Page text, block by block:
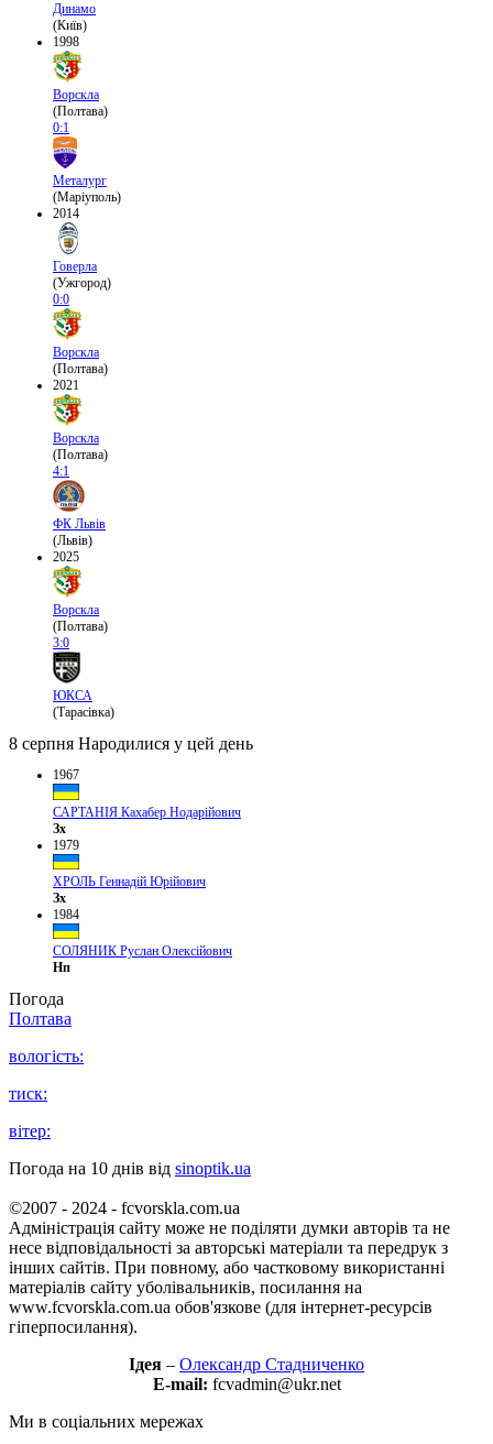
Динамо
(Київ)
1998
Ворскла
(Полтава)
0:1
Металург
(Маріуполь)
2014
Говерла
(Ужгород)
0:0
Ворскла
(Полтава)
2021
Ворскла
(Полтава)
4:1
ФК Львів
(Львів)
2025
Ворскла
(Полтава)
3:0
ЮКСА
(Тарасівка)
8 серпня Народилися у цей день
1967
САРТАНІЯ Кахабер Нодарійович
Зх
1979
ХРОЛЬ Геннадій Юрійович
Зх
1984
СОЛЯНИК Руслан Олексійович
Нп
Погода
Полтава
вологість:
тиск:
вітер:
Погода на 10 днів від sinoptik.ua
©2007 - 2024 - fcvorskla.com.ua
Адміністрація сайту може не поділяти думки авторів та не
несе відповідальності за авторські матеріали та передрук з
інших сайтів. При повному, або частковому використанні
матеріалів сайту уболівальників, посилання на
www.fcvorskla.com.ua обов'язкове (для інтернет-ресурсів
гіперпосилання).
Ідея – Олександр Стадниченко
E-mail: fcvadmin@ukr.net
Ми в соціальних мережах